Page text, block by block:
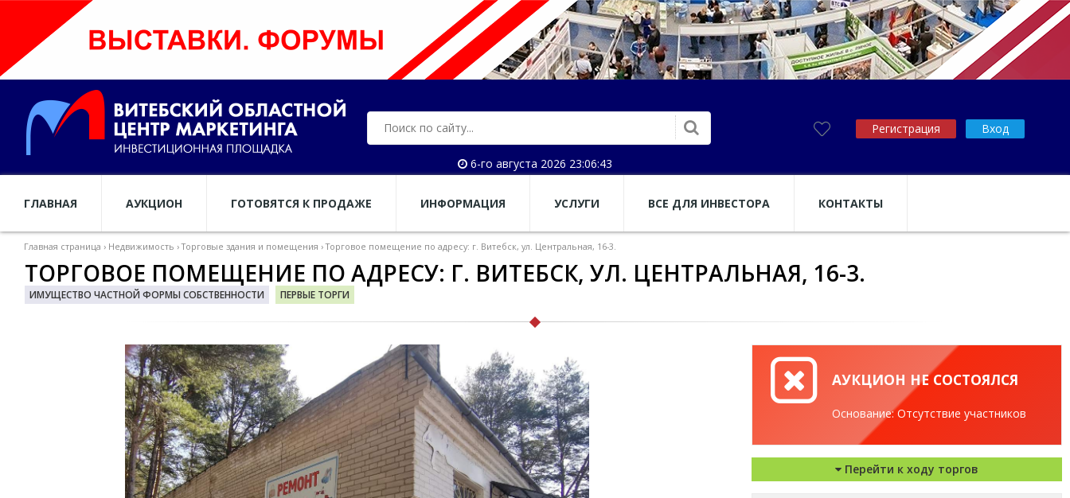
Регистрация Вход
6-го августа 2026 23:06:44
ГЛАВНАЯ АУКЦИОН ГОТОВЯТСЯ К ПРОДАЖЕ ИНФОРМАЦИЯ УСЛУГИ ВСЕ ДЛЯ ИНВЕСТОРА КОНТАКТЫ
Главная страница › Недвижимость › Торговые здания и помещения › Торговое помещение по адресу: г. Витебск, ул. Центральная, 16-3.
ТОРГОВОЕ ПОМЕЩЕНИЕ ПО АДРЕСУ: Г. ВИТЕБСК, УЛ. ЦЕНТРАЛЬНАЯ, 16-3.
ИМУЩЕСТВО ЧАСТНОЙ ФОРМЫ СОБСТВЕННОСТИ ПЕРВЫЕ ТОРГИ
АУКЦИОН НЕ СОСТОЯЛСЯ
Основание: Отсутствие участников
Перейти к ходу торгов